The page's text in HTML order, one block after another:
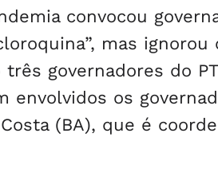
convocou
mas ignorou
governadores do
envolvidos os
(BA), que é